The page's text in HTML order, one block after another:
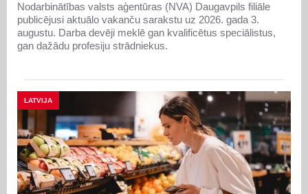
Nodarbinātības valsts aģentūras (NVA) Daugavpils filiāle
publicējusi aktuālo vakanču sarakstu uz 2026. gada 3.
augustu. Darba devēji meklē gan kvalificētus speciālistus,
gan dažādu profesiju strādniekus.
LATVIJA